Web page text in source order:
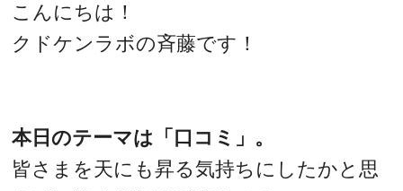
こんにちは！
クドケンラボの斉藤です！
本日のテーマは「口コミ」。
皆さまを天にも昇る気持ちにしたかと思